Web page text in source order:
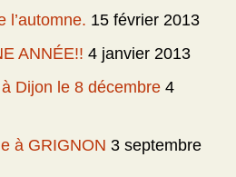
l’automne. 15 février 2013
ANNÉE!! 4 janvier 2013
Dijon le 8 décembre 4
à GRIGNON 3 septembre